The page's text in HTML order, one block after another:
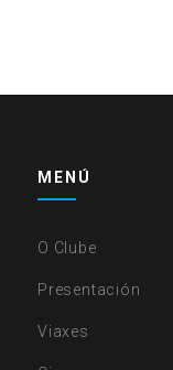
MENÚ
O Clube
Presentación
Viaxes